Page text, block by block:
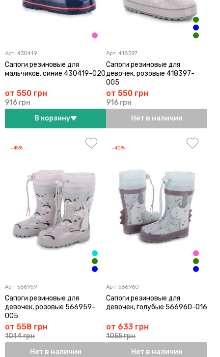
Арт: 430419
Сапоги резиновые для
мальчиков, синие 430419-020
от 550 грн
916 грн
В корзину
Арт: 418397
Сапоги резиновые для
девочек, розовые 418397-
005
от 550 грн
916 грн
Нет в наличии
-45%
Арт: 566959
Сапоги резиновые для
девочек, розовые 566959-
005
от 558 грн
1014 грн
Нет в наличии
-40%
Арт: 566960
Сапоги резиновые для
девочек, голубые 566960-016
от 633 грн
1055 грн
Нет в наличии